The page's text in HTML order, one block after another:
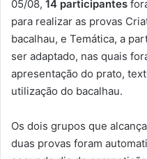
05/08, 14 participantes
para realizar as provas
bacalhau, e Temática, a
ser adaptado, nas quais
apresentação do prato,
utilização do bacalhau.
Os dois grupos que
duas provas foram